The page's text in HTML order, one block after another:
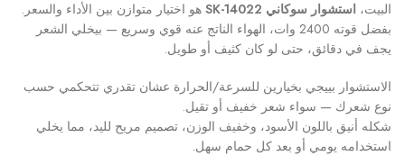
البيت، استشوار سوكاني SK-14022
هو اختيار متوازن بين الأداء والسعر.
بفضل قوته 2400 وات، الهواء الناتج عنه قوي وسريع — بيخلي الشعر
يجف في دقائق، حتى لو كان كثيف أو طويل.
الاستشوار بييجي بخيارين للسرعة/الحرارة عشان تقدري تتحكمي حسب
نوع شعرك — سواء شعر خفيف أو تقيل.
شكله أنيق باللون الأسود، وخفيف الوزن، تصميم مريح لليد، مما يخلي
استخدامه يومي أو بعد كل حمام سهل.